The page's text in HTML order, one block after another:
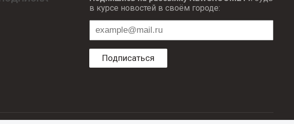
в курсе новостей в своём городе:
Подписаться